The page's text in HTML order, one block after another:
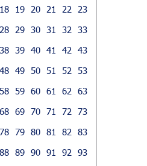
18 19 20 21 22
23
28 29 30 31 32
33
38 39 40 41 42
43
48 49 50 51 52
53
58 59 60 61 62
63
68 69 70 71 72
73
78 79 80 81 82
83
88 89 90 91 92
93